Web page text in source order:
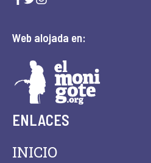
Web alojada en:
ENLACES
INICIO